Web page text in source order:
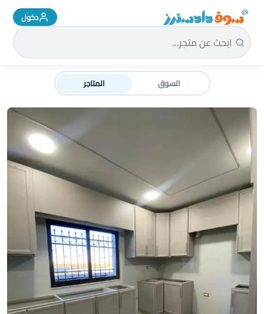
سوق دادسترز الرئيسية دخول
السوق المتاجر